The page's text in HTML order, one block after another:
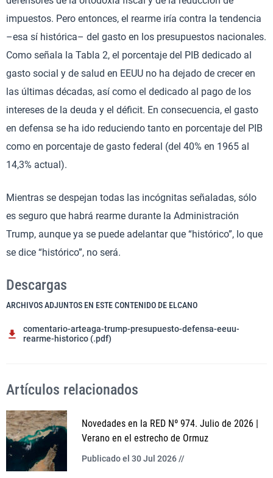
impuestos. Pero entonces, el rearme iría contra la tendencia
–esa sí histórica– del gasto en los presupuestos nacionales.
Como señala la Tabla 2, el porcentaje del PIB dedicado al
gasto social y de salud en EEUU no ha dejado de crecer en
las últimas décadas, así como el dedicado al pago de los
intereses de la deuda y el déficit. En consecuencia, el gasto
en defensa se ha ido reduciendo tanto en porcentaje del PIB
como en porcentaje de gasto federal (del 40% en 1965 al
14,3% actual).
Mientras se despejan todas las incógnitas señaladas, sólo
es seguro que habrá rearme durante la Administración
Trump, aunque ya se puede adelantar que “histórico”, lo que
se dice “histórico”, no será.
Descargas
ARCHIVOS ADJUNTOS EN ESTE CONTENIDO DE ELCANO
comentario-arteaga-trump-presupuesto-defensa-eeuu-
rearme-historico (.pdf)
Artículos relacionados
Novedades en la RED Nº 974. Julio de 2026 |
Verano en el estrecho de Ormuz
Publicado el 30 Jul 2026 //